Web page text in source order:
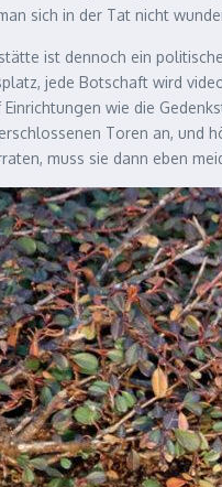
sich in der Tat nicht
ist dennoch ein
jede Botschaft wird
wie die
Toren an, und
muss sie dann eben